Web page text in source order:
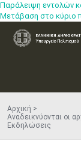
Παράλειψη εντολών
Μετάβαση στο κύριο
Αρχική
Αναδεικνύονται οι
Εκδηλώσεις